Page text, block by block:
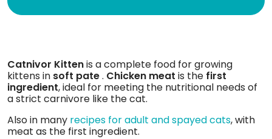
Catnivor Kittenis a complete food for growing
kittens in soft pate. Chicken meat is the first
ingredient, ideal for meeting the nutritional needs of
a strict carnivore like the cat.
Also in many recipes for adult and spayed cats, with
meat as the first ingredient.